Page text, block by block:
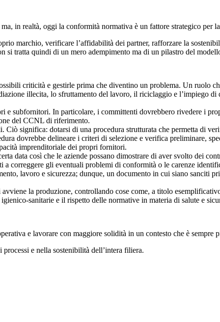
in realtà, oggi la conformità normativa è un fattore strategico per
marchio, verificare l’affidabilità dei partner, rafforzare la
tratta quindi di un mero adempimento ma di un pilastro del
criticità e gestirle prima che diventino un problema. Un ruolo
illecita, lo sfruttamento del lavoro, il riciclaggio e l’impiego
subfornitori. In particolare, i committenti dovrebbero rivedere i
del CCNL di riferimento.
significa: dotarsi di una procedura strutturata che permetta di
dovrebbe delineare i criteri di selezione e verifica preliminare,
imprenditoriale dei propri fornitori.
data così che le aziende possano dimostrare di aver svolto dei
correggere gli eventuali problemi di conformità o le carenze
lavoro e sicurezza; dunque, un documento in cui siano sanciti
la produzione, controllando cose come, a titolo
sanitarie e il rispetto delle normative in materia di salute e
e lavorare con maggiore solidità in un contesto che è sempre
e nella sostenibilità dell’intera filiera.